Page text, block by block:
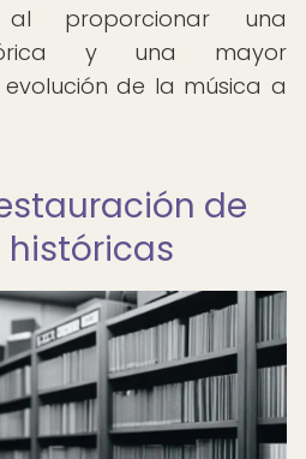
proporcionar una
y una mayor
de la música a
de